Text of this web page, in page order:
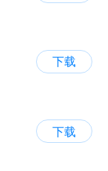
下载
下载